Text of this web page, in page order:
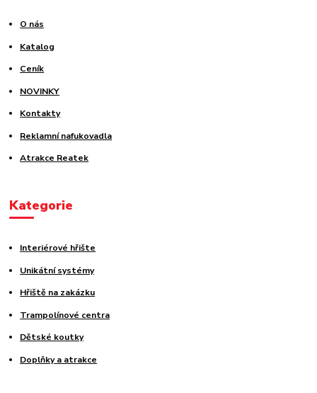
O nás
Katalog
Ceník
NOVINKY
Kontakty
Reklamní nafukovadla
Atrakce Reatek
Kategorie
Interiérové hřište
Unikátní systémy
Hřiště na zakázku
Trampolínové centra
Dětské koutky
Doplňky a atrakce